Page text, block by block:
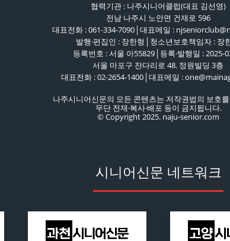
협력기관 : 나주시니어클럽(대표 김선영)
전남 나주시 노안면 건재로 596
대표전화 : 061-334-7090│대표메일 :
발행·편집인 : 장한형│청소년보호책임자 : 장
등록번호 : 서울 아55829│등록·발행일 : 2025-
서울 마포구 잔다리로 48. 정원빌딩 3층
대표전화 : 02-2654-1400│대표메일 :
나주시니어신문의 모든 콘텐츠는 저작권법의 보호
무단 전재·복사·배포 등이 금지됩니다.
© Copyright 2025. naju-senior.com
시니어신문 네트워크